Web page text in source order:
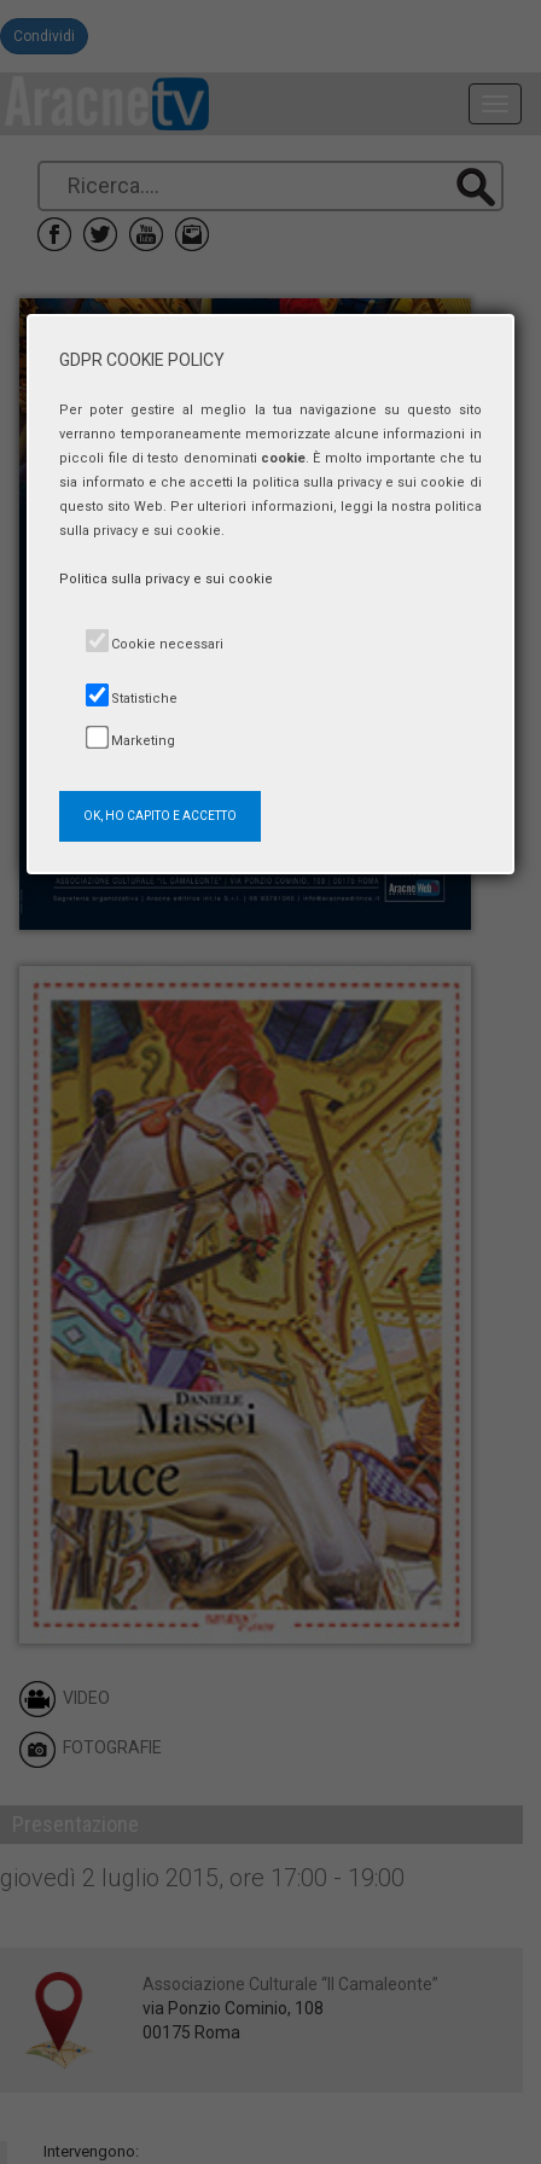
Condividi
VIDEO
FOTOGRAFIE
giovedì 2 luglio 2015, ore 17:00 - 19:00
Associazione Culturale “Il Camaleonte”
via Ponzio Cominio, 108
00175 Roma
Intervengono:
GDPR COOKIE POLICY
Per poter gestire al meglio la tua navigazione su questo sito
verranno temporaneamente memorizzate alcune informazioni in
piccoli file di testo denominati cookie. È molto importante che tu
sia informato e che accetti la politica sulla privacy e sui cookie di
questo sito Web. Per ulteriori informazioni, leggi la nostra politica
sulla privacy e sui cookie.
Politica sulla privacy e sui cookie
Cookie necessari
Statistiche
Marketing
OK, HO CAPITO E ACCETTO